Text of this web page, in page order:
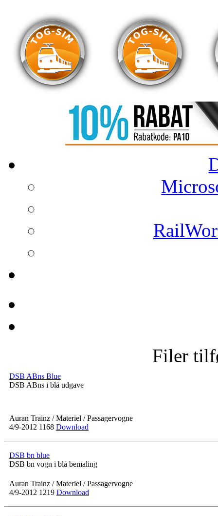
Filer
DSB ABns Blue
DSB ABns i blå udgave
Auran Trainz / Materiel / Passagervogne
4/9-2012 1168 Download
DSB bn blue
DSB bn vogn i blå bemaling
Auran Trainz / Materiel / Passagervogne
4/9-2012 1219 Download